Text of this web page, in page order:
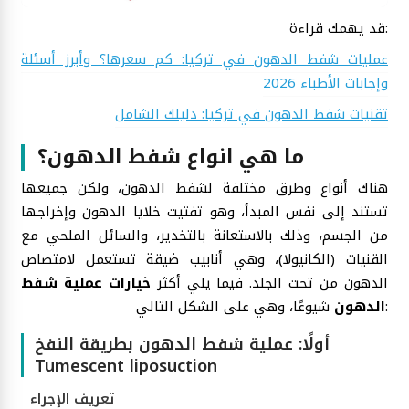
قد يهمك قراءة:
عمليات شفط الدهون في تركيا: كم سعرها؟ وأبرز أسئلة
وإجابات الأطباء 2026
تقنيات شفط الدهون في تركيا: دليلك الشامل
ما هي انواع شفط الدهون؟
هناك أنواع وطرق مختلفة لشفط الدهون، ولكن جميعها
تستند إلى نفس المبدأ، وهو تفتيت خلايا الدهون وإخراجها
من الجسم، وذلك بالاستعانة بالتخدير، والسائل الملحي مع
القنيات (الكانيولا)، وهي أنابيب ضيقة تستعمل لامتصاص
الدهون من تحت الجلد. فيما يلي أكثر خيارات عملية شفط
الدهونشيوعًا، وهي على الشكل التالي:
أولًا: عملية شفط الدهون بطريقة النفخ
Tumescent liposuction
تعريف الإجراء